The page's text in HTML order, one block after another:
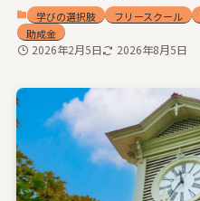
学びの選択肢 フリースクール
助成金
2026年2月5日 2026年8月5日